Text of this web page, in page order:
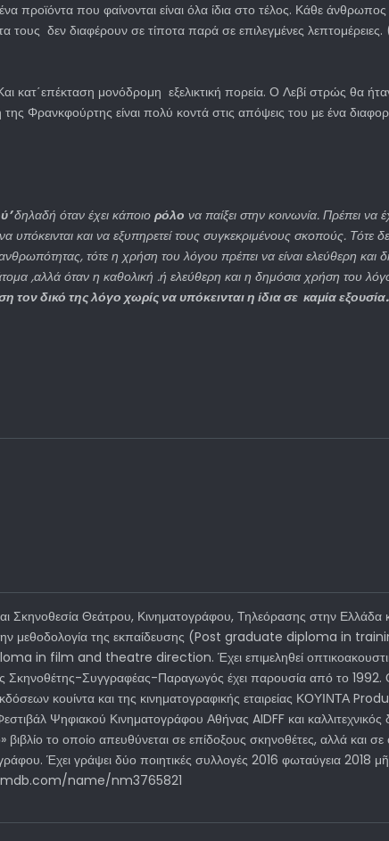
προϊόντα που φαίνονται είναι όλα ίδια στο τέλος. Κάθε
τους δεν διαφέρουν σε τίποτα παρά σε επιλεγμένες
κατ΄επέκταση μονόδρομη εξελικτική πορεία. Ο Λεβί στρώς θα
Φρανκφούρτης είναι πολύ κοντά στις απόψεις του με ένα
δηλαδή όταν έχει κάποιο ρόλο να παίξει στην κοινωνία. Πρέπει να
και να εξυπηρετεί τους συγκεκριμένους σκοπούς. Τότε
τότε η χρήση του λόγου πρέπει να είναι ελεύθερη και
,αλλά όταν η καθολική .ή ελεύθερη και η δημόσια χρήση του
τον δικό της λόγο χωρίς να υπόκεινται η ίδια σε καμία εξουσία.
Θεάτρου, Κινηματογράφου, Τηλεόρασης στην Ελλάδα
μεθοδολογία της εκπαίδευσης (Post graduate diploma in
in film and theatre direction. Έχει επιμεληθεί
Σκηνοθέτης-Συγγραφέας-Παραγωγός έχει παρουσία από το 1992.
κουίντα και της κινηματογραφικής εταιρείας ΚΟΥΙΝΤΑ
Ψηφιακού Κινηματογράφου Αθήνας AIDFF και καλλιτεχνικός
το οποίο απευθύνεται σε επίδοξους σκηνοθέτες, αλλά και
Έχει γράψει δύο ποιητικές συλλογές 2016 φωταύγεια
name/nm3765821